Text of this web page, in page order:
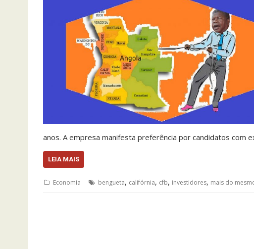
anos. A empresa manifesta preferência por candidatos com
LEIA MAIS
Economia bengueta, califórnia, cfb, investidores, mais do